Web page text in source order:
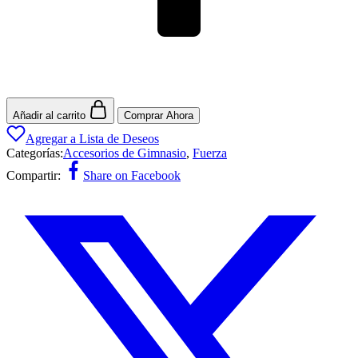
Añadir al carrito Comprar Ahora
Agregar a Lista de Deseos
Categorías:Accesorios de Gimnasio, Fuerza
Compartir:
Share on Facebook